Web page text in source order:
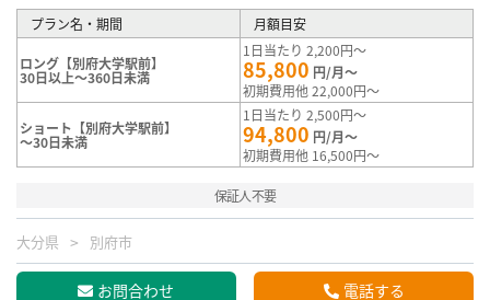
プラン名・期間 月額目安
ロング【別府大学駅前】
30日以上～360日未満
1日当たり 2,200円～
85,800 円/月～
初期費用他 22,000円～
ショート【別府大学駅前】
～30日未満
1日当たり 2,500円～
94,800 円/月～
初期費用他 16,500円～
保証人不要
大分県 別府市
お問合わせ 電話する